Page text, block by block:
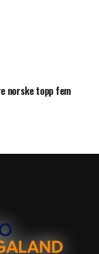
norske topp fem